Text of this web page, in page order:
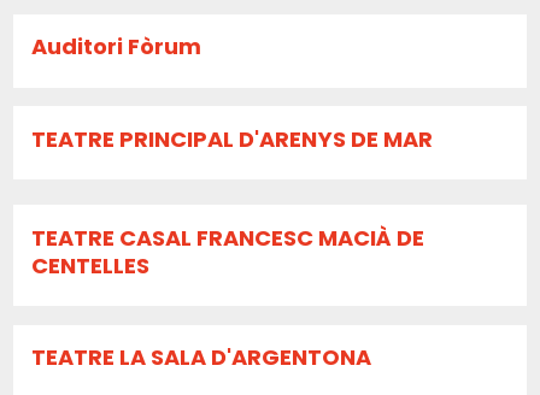
Auditori Fòrum
TEATRE PRINCIPAL D'ARENYS DE MAR
TEATRE CASAL FRANCESC MACIÀ DE
CENTELLES
TEATRE LA SALA D'ARGENTONA